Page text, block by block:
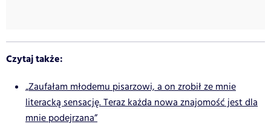
Czytaj także:
„Zaufałam młodemu pisarzowi, a on zrobił ze mnie
literacką sensację. Teraz każda nowa znajomość jest dla
mnie podejrzana”